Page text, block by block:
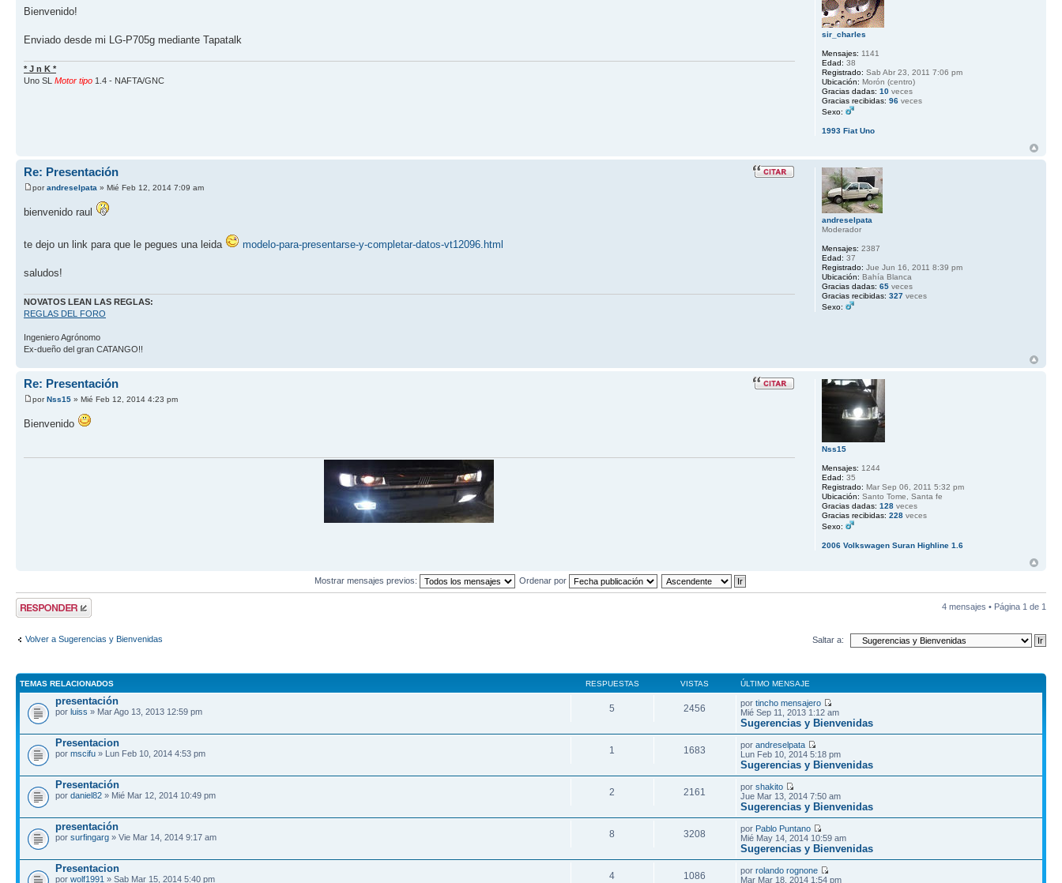
Bienvenido!
Enviado desde mi LG-P705g mediante Tapatalk
* J n K *
Uno SL Motor tipo 1.4 - NAFTA/GNC
sir_charles
Mensajes: 1141
Edad: 38
Registrado: Sab Abr 23, 2011 7:06 pm
Ubicación: Morón (centro)
Gracias dadas: 10veces
Gracias recibidas: 96veces
Sexo:
1993 Fiat Uno
Re: Presentación
porandreselpata » Mié Feb 12, 2014 7:09 am
bienvenido raul
te dejo un link para que le pegues una leida modelo-para-presentarse-y-completar-datos-vt12096.html
saludos!
NOVATOS LEAN LAS REGLAS:
REGLAS DEL FORO
Ingeniero Agrónomo
Ex-dueño del gran CATANGO!!
andreselpata
Moderador
Mensajes: 2387
Edad: 37
Registrado: Jue Jun 16, 2011 8:39 pm
Ubicación: Bahía Blanca
Gracias dadas: 65veces
Gracias recibidas: 327veces
Sexo:
Re: Presentación
porNss15 » Mié Feb 12, 2014 4:23 pm
Bienvenido
Nss15
Mensajes: 1244
Edad: 35
Registrado: Mar Sep 06, 2011 5:32 pm
Ubicación: Santo Tome, Santa fe
Gracias dadas: 128veces
Gracias recibidas: 228veces
Sexo:
2006 Volkswagen Suran Highline 1.6
Mostrar mensajes previos: Ordenar por
Publicar una
respuesta
4 mensajes • Página 1 de 1
Volver a Sugerencias y Bienvenidas Saltar a:
TEMAS RELACIONADOS RESPUESTAS VISTAS ÚLTIMO MENSAJE
presentación
por luiss » Mar Ago 13, 2013 12:59 pm 5 2456 portincho mensajero
Mié Sep 11, 2013 1:12 am
Sugerencias y Bienvenidas
Presentacion
por mscifu » Lun Feb 10, 2014 4:53 pm 1 1683 porandreselpata
Lun Feb 10, 2014 5:18 pm
Sugerencias y Bienvenidas
Presentación
por daniel82 » Mié Mar 12, 2014 10:49 pm 2 2161 porshakito
Jue Mar 13, 2014 7:50 am
Sugerencias y Bienvenidas
presentación
por surfingarg » Vie Mar 14, 2014 9:17 am 8 3208 por Pablo Puntano
Mié May 14, 2014 10:59 am
Sugerencias y Bienvenidas
Presentacion
por wolf1991 » Sab Mar 15, 2014 5:40 pm 4 1086 porrolando rognone
Mar Mar 18, 2014 1:54 pm